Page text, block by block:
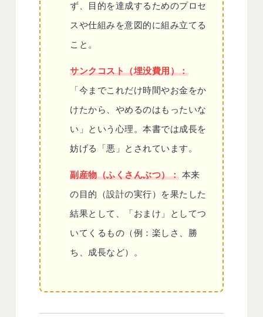
ず、目的を達成するためのプロセ
スや仕組みを意図的に組み立てる
こと。
サンクコスト（埋没費用）：
「今までこれだけ時間やお金をか
けたから、やめるのはもったいな
い」という心理。本書では成長を
妨げる「悪」とされています。
副産物（ふくさんぶつ）： 本来
の目的（設計の実行）を果たした
結果として、「おまけ」としてつ
いてくるもの（例：楽しさ、勝
ち、成長など）。